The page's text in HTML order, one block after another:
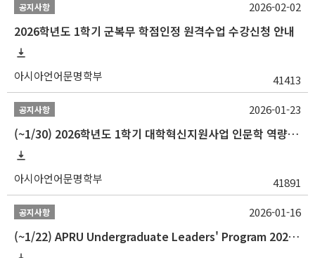
공지사항
2026학년도 1학기 군복무 학점인정 원격수업 수강신청 안내
아시아언어문명학부 41413
2026-02-02
공지사항
(~1/30) 2026학년도 1학기 대학혁신지원사업 인문학 역량강화 학업지원금 지원 선발 안내(학·석·박사)
아시아언어문명학부 41891
2026-01-23
공지사항
(~1/22) APRU Undergraduate Leaders' Program 2026 프로그램 참가자 모집
2026-01-16